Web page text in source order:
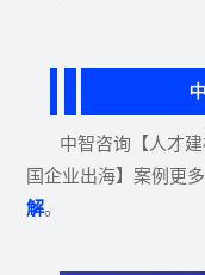
中智咨询【人才
国企业出海】案例更
解。